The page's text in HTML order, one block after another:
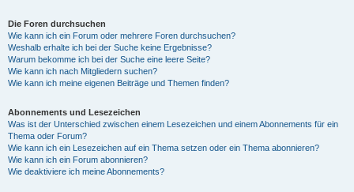
Die Foren durchsuchen
Wie kann ich ein Forum oder mehrere Foren durchsuchen?
Weshalb erhalte ich bei der Suche keine Ergebnisse?
Warum bekomme ich bei der Suche eine leere Seite?
Wie kann ich nach Mitgliedern suchen?
Wie kann ich meine eigenen Beiträge und Themen finden?
Abonnements und Lesezeichen
Was ist der Unterschied zwischen einem Lesezeichen und einem Abonnements für ein
Thema oder Forum?
Wie kann ich ein Lesezeichen auf ein Thema setzen oder ein Thema abonnieren?
Wie kann ich ein Forum abonnieren?
Wie deaktiviere ich meine Abonnements?